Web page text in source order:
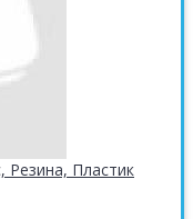
Резина, Пластик